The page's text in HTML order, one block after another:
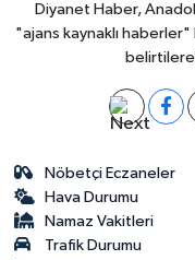
Diyanet Haber,
"ajans kaynaklı haberler"
Nöbetçi Eczaneler
Hava Durumu
Namaz Vakitleri
Trafik Durumu